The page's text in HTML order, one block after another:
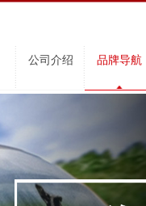
公司介绍 品牌导航